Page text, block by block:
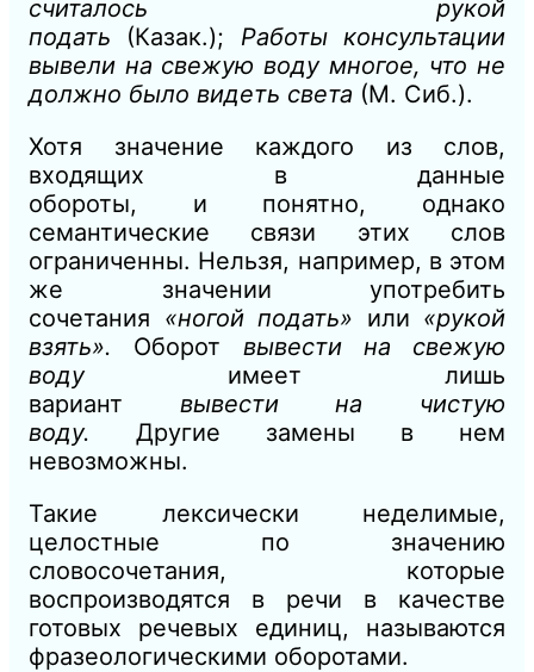
считалось рукой
подать (Казак.); Работы консультации
вывели на свежую воду многое, что не
должно было видеть света (М. Сиб.).
Хотя значение каждого из слов,
входящих в данные
обороты, и понятно, однако
семантические связи этих слов
ограниченны. Нельзя, например, в этом
же значении употребить
сочетания «ногой подать» или «рукой
взять». Оборот вывести на свежую
воду имеет лишь
вариант вывестина чистую
воду. Другие замены в нем
невозможны.
Такие лексически неделимые,
целостные по значению
словосочетания, которые
воспроизводятся в речи в качестве
готовых речевых единиц, называются
фразеологическими оборотами.